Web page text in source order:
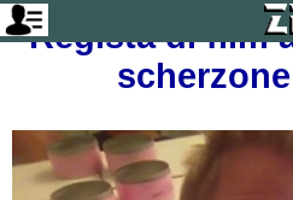
Regista di film